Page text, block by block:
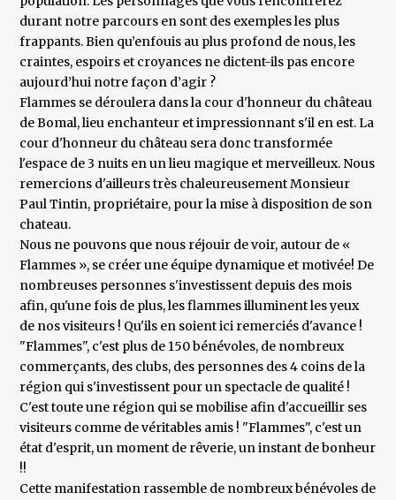
durant notre parcours en sont des exemples les plus
frappants. Bien qu’enfouis au plus profond de nous, les
craintes, espoirs et croyances ne dictent-ils pas encore
aujourd’hui notre façon d’agir ?
Flammes se déroulera dans la cour d'honneur du château
de Bomal, lieu enchanteur et impressionnant s'il en est. La
cour d'honneur du château sera donc transformée
l'espace de 3 nuits en un lieu magique et merveilleux. Nous
remercions d'ailleurs très chaleureusement Monsieur
Paul Tintin, propriétaire, pour la mise à disposition de son
chateau.
Nous ne pouvons que nous réjouir de voir, autour de «
Flammes », se créer une équipe dynamique et motivée! De
nombreuses personnes s'investissent depuis des mois
afin, qu'une fois de plus, les flammes illuminent les yeux
de nos visiteurs ! Qu'ils en soient ici remerciés d'avance !
"Flammes", c'est plus de 150 bénévoles, de nombreux
commerçants, des clubs, des personnes des 4 coins de la
région qui s'investissent pour un spectacle de qualité !
C'est toute une région qui se mobilise afin d'accueillir ses
visiteurs comme de véritables amis ! "Flammes", c'est un
état d'esprit, un moment de rêverie, un instant de bonheur
!!
Cette manifestation rassemble de nombreux bénévoles de